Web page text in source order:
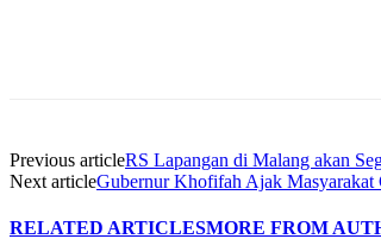
Previous articleRS Lapangan di Malang akan
Next articleGubernur Khofifah Ajak Masyarakat
RELATED ARTICLESMORE FROM